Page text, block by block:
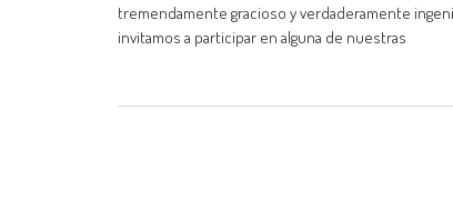
tremendamente gracioso y verdaderamente
invitamos a participar en alguna de nuestras